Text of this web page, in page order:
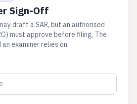
Sign-Off
draft a SAR, but an authorised
must approve before filing. The
examiner relies on.